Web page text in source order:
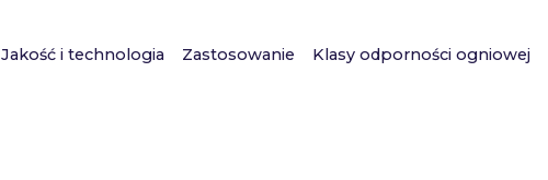
Jakość i technologia Zastosowanie Klasy odporności ogniowej